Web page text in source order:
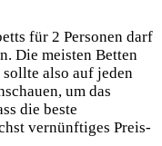
für 2 Personen darf
Die meisten Betten
also auf jeden
um das
die beste
vernünftiges Preis-